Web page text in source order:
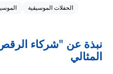
الحفلات الموسيقية
نبذة عن "شركاء الرقص
المثالي